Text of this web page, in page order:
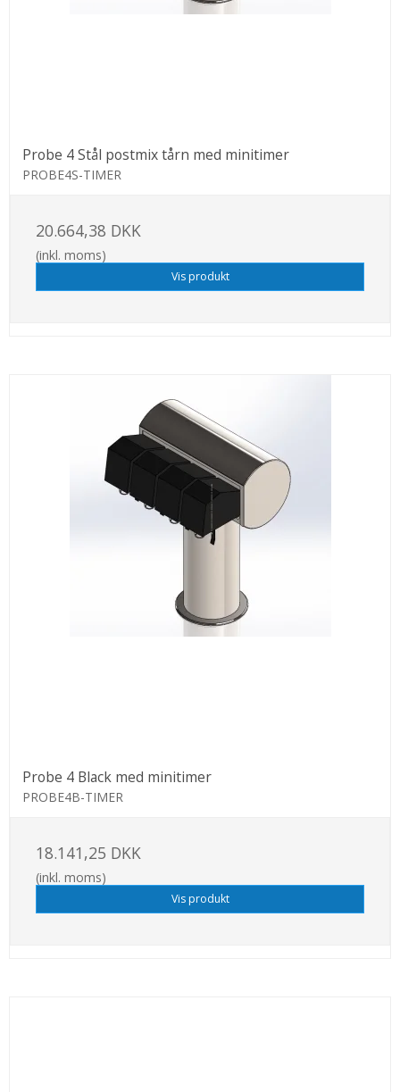
Probe 4 Stål postmix tårn med minitimer
PROBE4S-TIMER
20.664,38 DKK
(inkl. moms)
Vis produkt
Probe 4 Black med minitimer
PROBE4B-TIMER
18.141,25 DKK
(inkl. moms)
Vis produkt